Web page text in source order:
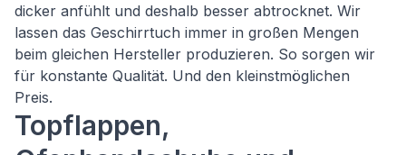
dicker anfühlt und deshalb besser abtrocknet. Wir
lassen das Geschirrtuch immer in großen Mengen
beim gleichen Hersteller produzieren. So sorgen wir
für konstante Qualität. Und den kleinstmöglichen
Preis.
Topflappen,